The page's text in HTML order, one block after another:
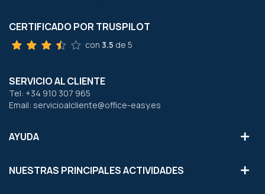
CERTIFICADO POR TRUSPILOT
con 3.5 de 5
SERVICIO AL CLIENTE
Tel: +34 910 307 965
Email: servicioalcliente@office-easy.es
AYUDA
NUESTRAS PRINCIPALES ACTIVIDADES